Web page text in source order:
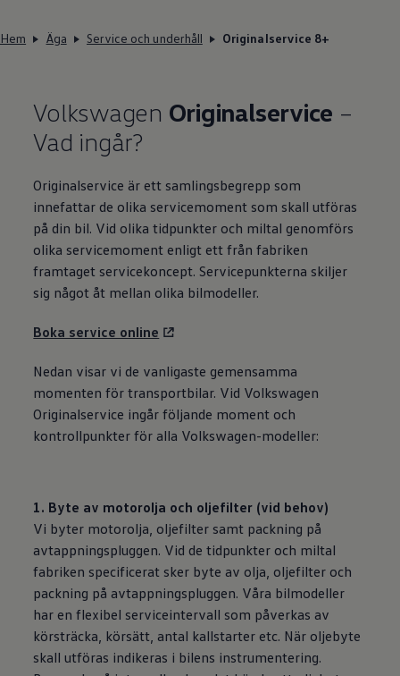
Hem Äga Service och underhåll Originalservice 8+
Volkswagen Originalservice –
Vad ingår?
Originalservice är ett samlingsbegrepp som
innefattar de olika servicemoment som skall utföras
på din bil. Vid olika tidpunkter och miltal genomförs
olika servicemoment enligt ett från fabriken
framtaget servicekoncept. Servicepunkterna skiljer
sig något åt mellan olika bilmodeller.
Boka service online
Nedan visar vi de vanligaste gemensamma
momenten för transportbilar. Vid Volkswagen
Originalservice ingår följande moment och
kontrollpunkter för alla Volkswagen-modeller:
1. Byte av motorolja och oljefilter (vid behov)
Vi byter motorolja, oljefilter samt packning på
avtappningspluggen. Vid de tidpunkter och miltal
fabriken specificerat sker byte av olja, oljefilter och
packning på avtappningspluggen. Våra bilmodeller
har en flexibel serviceintervall som påverkas av
körsträcka, körsätt, antal kallstarter etc. När oljebyte
skall utföras indikeras i bilens instrumentering.